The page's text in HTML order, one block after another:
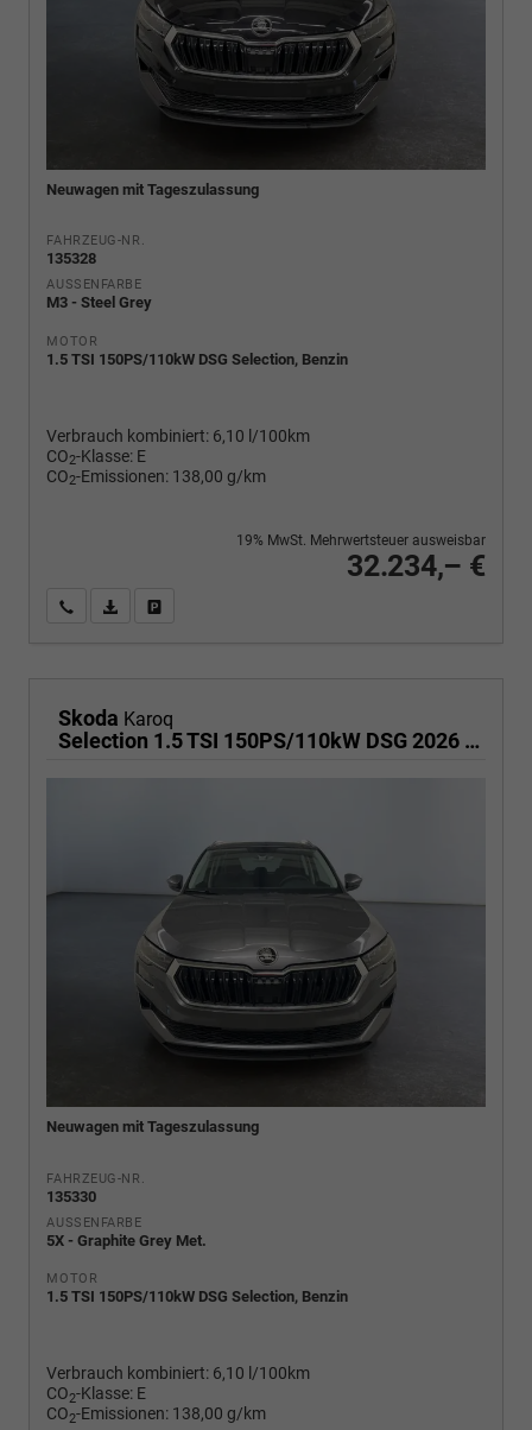
Neuwagen mit Tageszulassung
FAHRZEUG-NR.
135328
AUSSENFARBE
M3 - Steel Grey
MOTOR
1.5 TSI 150PS/110kW DSG Selection, Benzin
Verbrauch kombiniert: 6,10 l/100km
CO2-Klasse: E
CO2-Emissionen: 138,00 g/km
32.234,– €
19% MwSt. Mehrwertsteuer ausweisbar
Wir rufen Sie anPDF-Fahrzeugexposé drucken
Skoda Karoq
Selection 1.5 TSI 150PS/110kW DSG 2026 | +TravelAssist +RFK & Parksensoren +Var. Gepäckraumboden
Neuwagen mit Tageszulassung
FAHRZEUG-NR.
135330
AUSSENFARBE
5X - Graphite Grey Met.
MOTOR
1.5 TSI 150PS/110kW DSG Selection, Benzin
Verbrauch kombiniert: 6,10 l/100km
CO2-Klasse: E
CO2-Emissionen: 138,00 g/km